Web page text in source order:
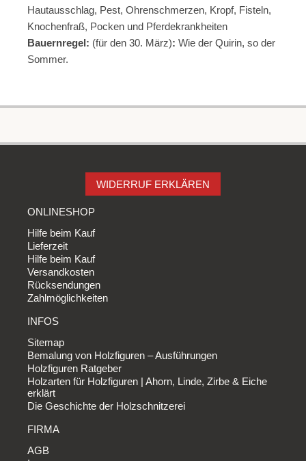
Hautausschlag, Pest, Ohrenschmerzen, Kropf, Fisteln,
Knochenfraß, Pocken und Pferdekrankheiten
Bauernregel: (für den 30. März): Wie der Quirin, so der
Sommer.
WIDERRUF ERKLÄREN
ONLINESHOP
Hilfe beim Kauf
Lieferzeit
Hilfe beim Kauf
Versandkosten
Rücksendungen
Zahlmöglichkeiten
INFOS
Sitemap
Bemalung von Holzfiguren – Ausführungen
Holzfiguren Ratgeber
Holzarten für Holzfiguren | Ahorn, Linde, Zirbe & Eiche
erklärt
Die Geschichte der Holzschnitzerei
FIRMA
AGB